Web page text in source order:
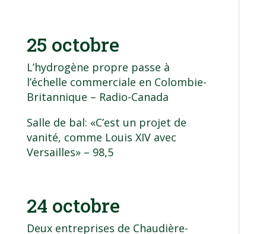
25 octobre
L’hydrogène propre passe à
l’échelle commerciale en Colombie-
Britannique – Radio-Canada
Salle de bal: «C’est un projet de
vanité, comme Louis XIV avec
Versailles»– 98,5
24 octobre
Deux entreprises de Chaudière-